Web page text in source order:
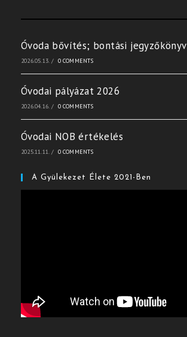
Óvoda bővítés; bontási jegyzőkönyv
2026.05.13. / 0 COMMENTS
Óvodai pályázat 2026
2026.04.16. / 0 COMMENTS
Óvodai NOB értékelés
2025.11.11. / 0 COMMENTS
A Gyülekezet Élete 2021-Ben